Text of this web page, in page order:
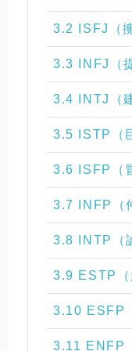
3.2 ISFJ（
3.3 INFJ（
3.4 INTJ（
3.5 ISTP（
3.6 ISFP（
3.7 INFP（
3.8 INTP（
3.9 ESTP（
3.10 ESFP
3.11 ENFP